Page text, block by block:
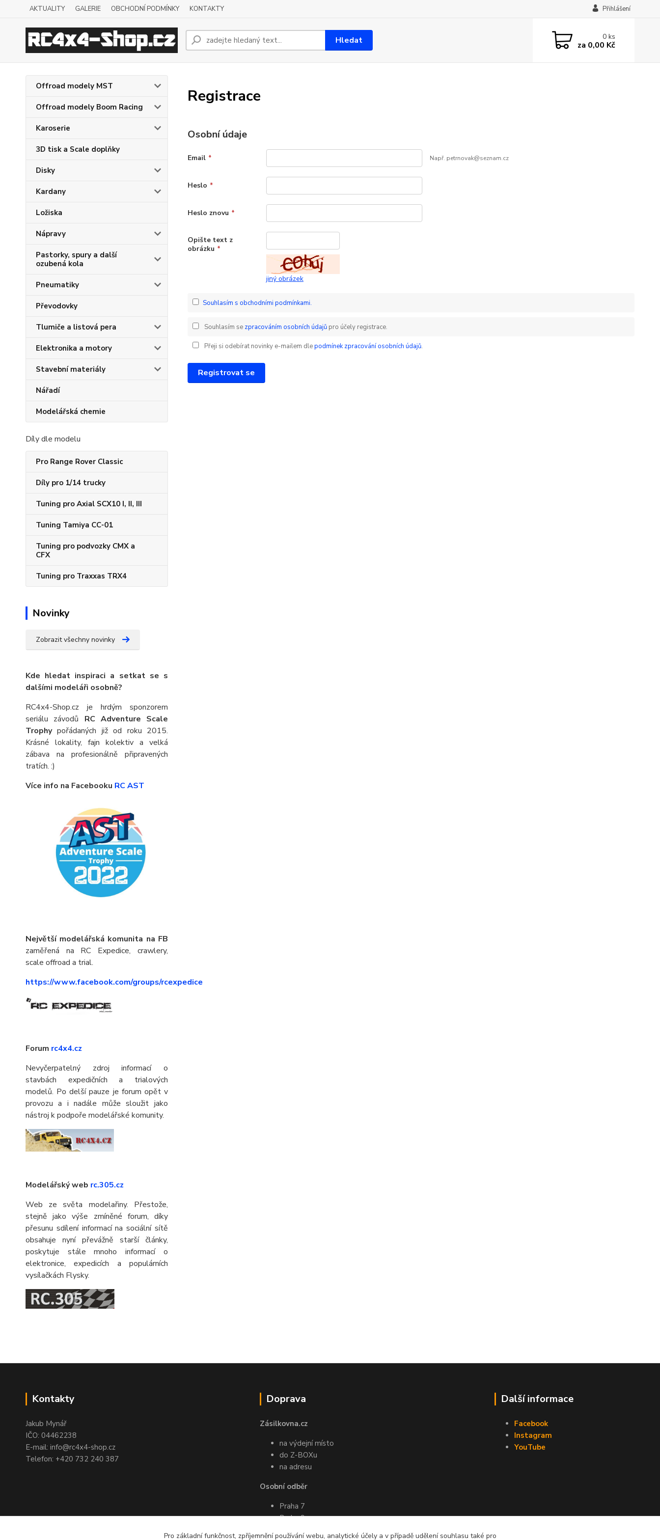
AKTUALITY GALERIE OBCHODNÍ PODMÍNKY KONTAKTY Přihlášení
Hledat 0ks
za 0,00 Kč
Offroad modely MST
Offroad modely Boom Racing
Karoserie
3D tisk a Scale doplňky
Disky
Kardany
Ložiska
Nápravy
Pastorky, spury a další
ozubená kola
Pneumatiky
Převodovky
Tlumiče a listová pera
Elektronika a motory
Stavební materiály
Nářadí
Modelářská chemie
Díly dle modelu
Pro Range Rover Classic
Díly pro 1/14 trucky
Tuning pro Axial SCX10 I, II, III
Tuning Tamiya CC-01
Tuning pro podvozky CMX a
CFX
Tuning pro Traxxas TRX4
Novinky
Zobrazit všechny novinky
Kde hledat inspiraci a setkat se s
dalšími modeláři osobně?
RC4x4-Shop.cz je hrdým sponzorem
seriálu závodů RC Adventure Scale
Trophypořádaných již od roku 2015.
Krásné lokality, fajn kolektiv a velká
zábava na profesionálně připravených
tratích. :)
Více info na Facebooku RC AST
Největší modelářská komunita na FB
zaměřená na RC Expedice, crawlery,
scale offroad a trial.
https://www.facebook.com/groups/rcexpedice
Forum rc4x4.cz
Nevyčerpatelný zdroj informací o
stavbách expedičních a trialových
modelů. Po delší pauze je forum opět v
provozu a i nadále může sloužit jako
nástroj k podpoře modelářské komunity.
Modelářský web rc.305.cz
Web ze světa modelařiny. Přestože,
stejně jako výše zmíněné forum, díky
přesunu sdílení informací na sociální sítě
obsahuje nyní převážně starší články,
poskytuje stále mnoho informací o
elektronice, expedicích a populárních
vysílačkách Flysky.
Registrace
Osobní údaje
Email * Např. petrnovak@seznam.cz
Heslo *
Heslo znovu *
Opište text z
obrázku *
jiný obrázek
Souhlasím s obchodními podmínkami.
Souhlasím se zpracováním osobních údajůpro účely registrace.
Přeji si odebírat novinky e-mailem dlepodmínek zpracování osobních údajů.
Registrovat se
Kontakty
Jakub Mynář
IČO: 04462238
E-mail: info@rc4x4-shop.cz
Telefon: +420 732 240 387
Doprava
Zásilkovna.cz
na výdejní místo
do Z-BOXu
na adresu
Osobní odběr
Praha 7
Praha 9
Další informace
Facebook
Instagram
YouTube
Pro základní funkčnost, zpříjemnění používání webu, analytické účely a v případě udělení souhlasu také pro